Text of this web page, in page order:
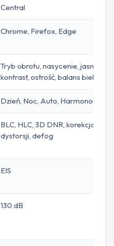
Central
Chrome, Firefox, Edge
Tryb obrotu, nasycenie, jasność,
kontrast, ostrość, balans bieli
Dzień, Noc, Auto, Harmonogram
BLC, HLC, 3D DNR, korekcja
dystorsji, defog
EIS
130 dB